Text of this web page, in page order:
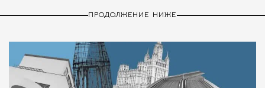
ПРОДОЛЖЕНИЕ НИЖЕ